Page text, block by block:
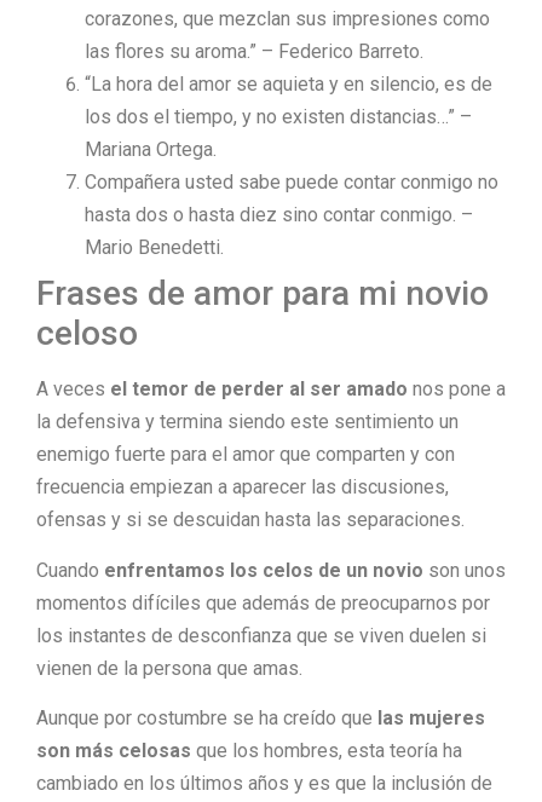
corazones, que mezclan sus impresiones como
las flores su aroma.” – Federico Barreto.
“La hora del amor se aquieta y en silencio, es de
los dos el tiempo, y no existen distancias…” –
Mariana Ortega.
Compañera usted sabe puede contar conmigo no
hasta dos o hasta diez sino contar conmigo. –
Mario Benedetti.
Frases de amor para mi novio
celoso
A veces el temor de perder al ser amado nos pone a
la defensiva y termina siendo este sentimiento un
enemigo fuerte para el amor que comparten y con
frecuencia empiezan a aparecer las discusiones,
ofensas y si se descuidan hasta las separaciones.
Cuando enfrentamos los celos de un novio son unos
momentos difíciles que además de preocuparnos por
los instantes de desconfianza que se viven duelen si
vienen de la persona que amas.
Aunque por costumbre se ha creído que las mujeres
son más celosas que los hombres, esta teoría ha
cambiado en los últimos años y es que la inclusión de